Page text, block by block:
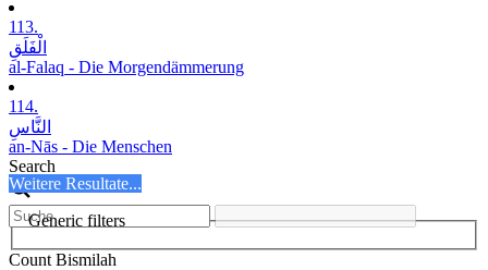
113.
الْفَلَقِ
al-Falaq - Die Morgendämmerung
114.
النَّاسِ
an-Nās - Die Menschen
Search
Weitere Resultate...
Generic filters
Count Bismilah